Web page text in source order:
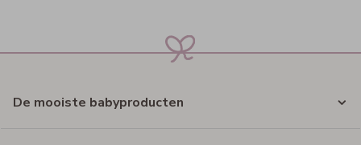
De mooiste babyproducten